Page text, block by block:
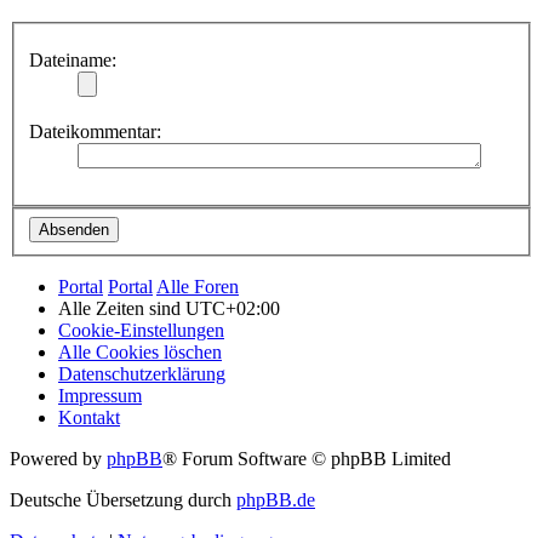
Dateiname:
Dateikommentar:
Portal Portal Alle Foren
Alle Zeiten sind UTC+02:00
Cookie-Einstellungen
Alle Cookies löschen
Datenschutzerklärung
Impressum
Kontakt
Powered by phpBB® Forum Software © phpBB Limited
Deutsche Übersetzung durch phpBB.de